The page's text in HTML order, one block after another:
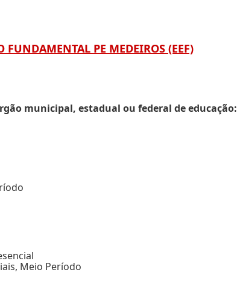
PE MEDEIROS (EEF)
municipal, estadual ou federal de educação:
Meio Período